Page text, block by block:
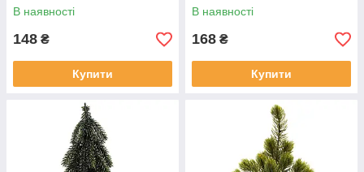
В наявності
148 ₴
Купити
В наявності
168 ₴
Купити